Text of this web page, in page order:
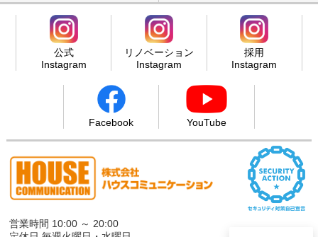
公式
Instagram
リノベーション
Instagram
採用
Instagram
Facebook YouTube
営業時間 10:00 ～ 20:00